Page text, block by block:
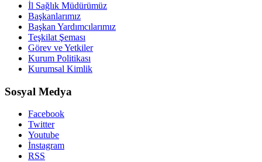
İl Sağlık Müdürümüz
Başkanlarımız
Başkan Yardımcılarımız
Teşkilat Şeması
Görev ve Yetkiler
Kurum Politikası
Kurumsal Kimlik
Sosyal Medya
Facebook
Twitter
Youtube
İnstagram
RSS